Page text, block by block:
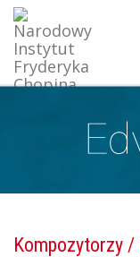
Kompozytorzy /